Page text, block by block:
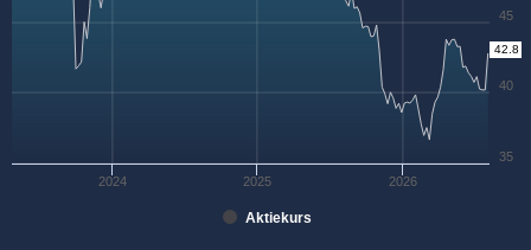
Aktiekurs
2024 2025 2026
35
40
45
42.8